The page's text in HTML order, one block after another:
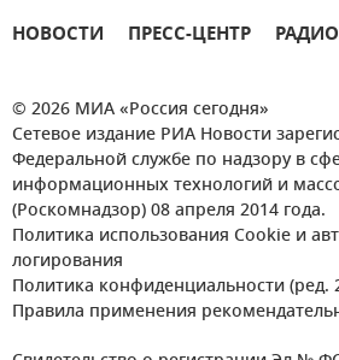
НОВОСТИ ПРЕСС-ЦЕНТР РАДИО
© 2026 МИА «Россия сегодня»
Сетевое издание РИА Новости
Федеральной службе по надзору в
информационных технологий и
(Роскомнадзор) 08 апреля 2014 года.
Политика использования Cookie и
логирования
Политика конфиденциальности (ред.
Правила применения